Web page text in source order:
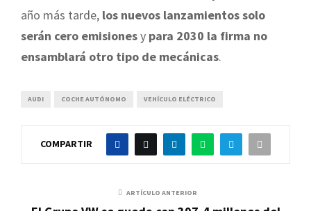
año más tarde, los nuevos lanzamientos solo
serán cero emisionesy para 2030 la firma no
ensamblará otro tipo de mecánicas.
AUDI COCHE AUTÓNOMO VEHÍCULO ELÉCTRICO
COMPARTIR
ARTÍCULO ANTERIOR